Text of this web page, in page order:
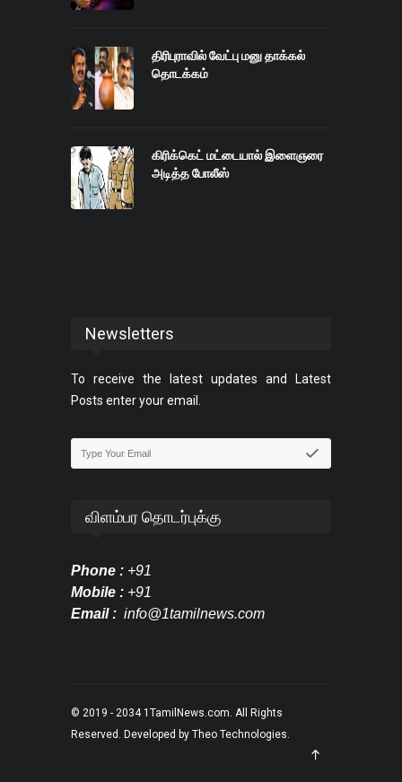
திரிபுராவில் வேட்பு மனு தாக்கல்
தொடக்கம்
கிரிக்கெட் மட்டையால் இளைஞரை
அடித்த போலீஸ்
Newsletters
To receive the latest updates and Latest
Posts enter your email.
விளம்பர தொடர்புக்கு
Phone : +91
Mobile : +91
Email : info@1tamilnews.com
© 2019 - 2034 1TamilNews.com . All Rights
Reserved. Developed by Theo Technologies